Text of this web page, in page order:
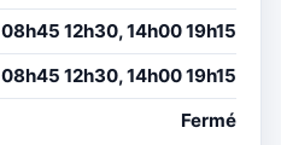
08h45 12h30, 14h00 19h15
08h45 12h30, 14h00 19h15
Fermé